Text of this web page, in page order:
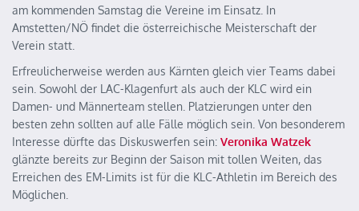
am kommenden Samstag die Vereine im Einsatz. In
Amstetten/NÖ findet die österreichische Meisterschaft der
Verein statt.
Erfreulicherweise werden aus Kärnten gleich vier Teams dabei
sein. Sowohl der LAC-Klagenfurt als auch der KLC wird ein
Damen- und Männerteam stellen. Platzierungen unter den
besten zehn sollten auf alle Fälle möglich sein. Von besonderem
Interesse dürfte das Diskuswerfen sein: Veronika Watzek
glänzte bereits zur Beginn der Saison mit tollen Weiten, das
Erreichen des EM-Limits ist für die KLC-Athletin im Bereich des
Möglichen.